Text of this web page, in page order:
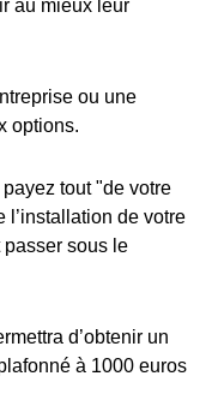
au mieux leur
ou une
options.
tout "de votre
l’installation de votre
sous le
d’obtenir un
à 1000 euros